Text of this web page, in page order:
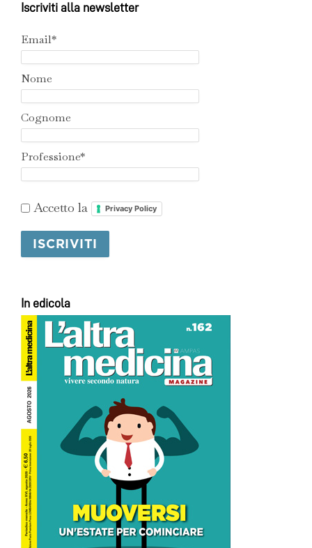
Iscriviti alla newsletter
Email*
Nome
Cognome
Professione*
Accetto la Privacy Policy
In edicola